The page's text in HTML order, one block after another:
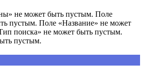
не может быть пустым. Поле
пустым. Поле «Название» не может
поиска» не может быть пустым.
пустым.